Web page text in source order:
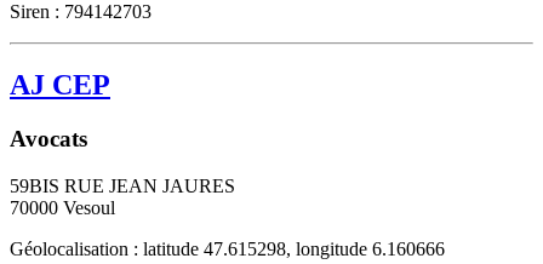
Siren : 794142703
AJ CEP
Avocats
59BIS RUE JEAN JAURES
70000 Vesoul
Géolocalisation : latitude 47.615298, longitude 6.160666